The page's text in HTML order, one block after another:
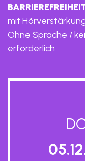
mit
Ohne Sprache /
erforderlich